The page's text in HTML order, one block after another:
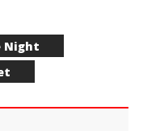
Night